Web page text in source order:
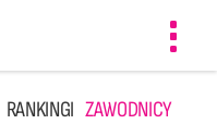
RANKINGI ZAWODNICY